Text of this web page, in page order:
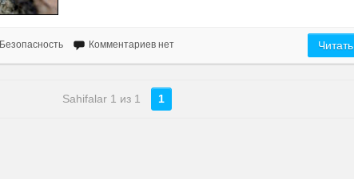
Безопасность Комментариев нет Читать
Sahifalar 1 из 1 1